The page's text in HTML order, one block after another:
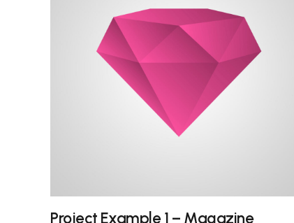
Project Example 1 – Magazine